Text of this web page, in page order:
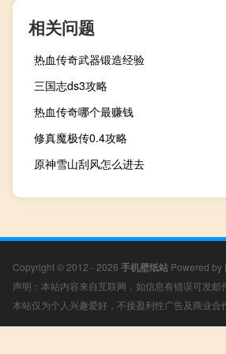
相关问题
热血传奇武器锻造经验
三国志ds3攻略
热血传奇哪个最赚钱
修真魔极传0.4攻略
原神雪山刮风怎么进去
Copyright © 2012 - 2026 手机壁纸站 Powered by
声明：本站内容来自互联网，如信息有错误可发
本站仅为个人兴趣爱好，不接盈利性广告及商业合